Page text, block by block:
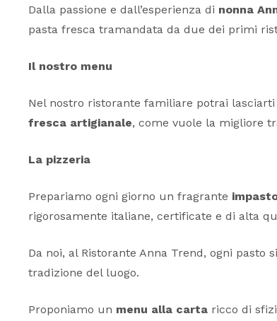
Dalla passione e dall’esperienza di nonna
pasta fresca tramandata da due dei primi
Il nostro menu
Nel nostro ristorante familiare potrai
fresca artigianale, come vuole la migliore
La pizzeria
Prepariamo ogni giorno un fragrante
rigorosamente italiane, certificate e di alta
Da noi, al Ristorante Anna Trend, ogni pasto
tradizione del luogo.
Proponiamo un menu alla carta ricco di